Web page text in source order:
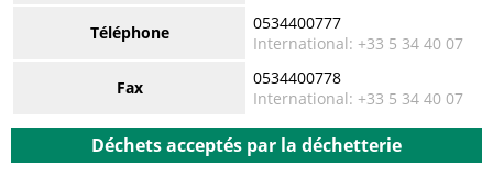
Téléphone
0534400777
International: +33 5 34 40 07
Fax
0534400778
International: +33 5 34 40 07
Déchets acceptés par la déchetterie